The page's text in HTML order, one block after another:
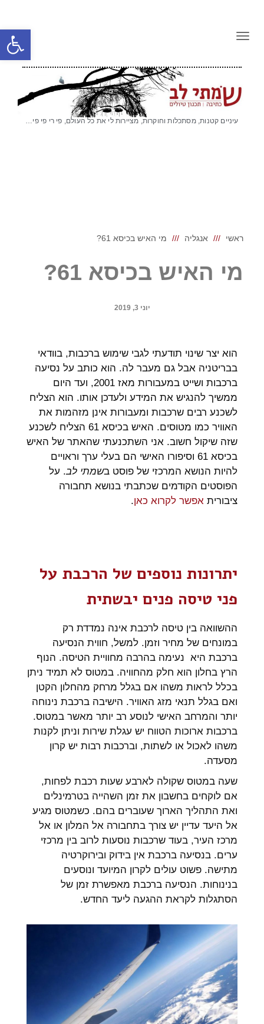
פתח תפריט
עיניים קטנות, מסתכלות וחוקרות, מציירות לי את כל העולם, פי רי פי פי…
ראשי אנגליה מי האיש בכיסא 61?
מי האיש בכיסא 61?
יוני 3, 2019
הוא יצר שינוי תודעתי לגבי שימוש ברכבות, בוודאי
בבריטניה אבל גם מעבר לה. הוא כותב על נסיעה
ברכבות ושייט במעבורות מאז 2001, ועד היום
ממשיך להנגיש את המידע ולעדכן אותו. הוא הצליח
לשכנע רבים שרכבות ומעבורות אינן מזהמות את
האוויר כמו מטוסים. האיש בכיסא 61
הצליח לשכנע
שזה שיקול חשוב. אני השתכנעתי שהאתר של האיש
בכיסא 61 וסיפורו האישי הם בעלי ערך וראויים
להיות הנושא המרכזי של פוסט בשמתי לב. על
הפוסטים הקודמים שכתבתי בנושא תחבורה
ציבורית אפשר לקרוא כאן.
יתרונות נוספים של הרכבת על
פני טיסה פנים יבשתית
ההשוואה בין טיסה לרכבת אינה נמדדת רק
במונחים של מחיר וזמן. למשל, חווית הנסיעה
ברכבת היא נעימה בהרבה מחוויית הטיסה. הנוף
הרץ בחלון הוא חלק מהחוויה. במטוס לא תמיד ניתן
בכלל לראות משהו אם בגלל מרחק מהחלון הקטן
ואם בגלל תנאי מזג האוויר. הישיבה ברכבת נינוחה
יותר והמרחב האישי לנוסע רב יותר מאשר במטוס.
ברכבות ארוכות הטווח יש עגלת שירות וניתן לקנות
משהו לאכול או לשתות, וברכבות רבות יש קרון
מסעדה.
שעה במטוס שקולה לארבע שעות רכבת לפחות,
אם לוקחים בחשבון את זמן השהייה בטרמינלים
ואת התהליך הארוך שעוברים בהם. כשמטוס מגיע
אל היעד עדיין יש צורך בתחבורה אל המלון או אל
מרכז העיר, בעוד שרכבות נוסעות לרוב בין מרכזי
ערים. בנסיעה ברכבת אין בידוק ובירוקרטיה
מתישה. פשוט עולים לקרון המיועד ונוסעים
בנינוחות. הנסיעה ברכבת מאפשרת זמן של
הסתגלות לקראת ההגעה ליעד החדש.